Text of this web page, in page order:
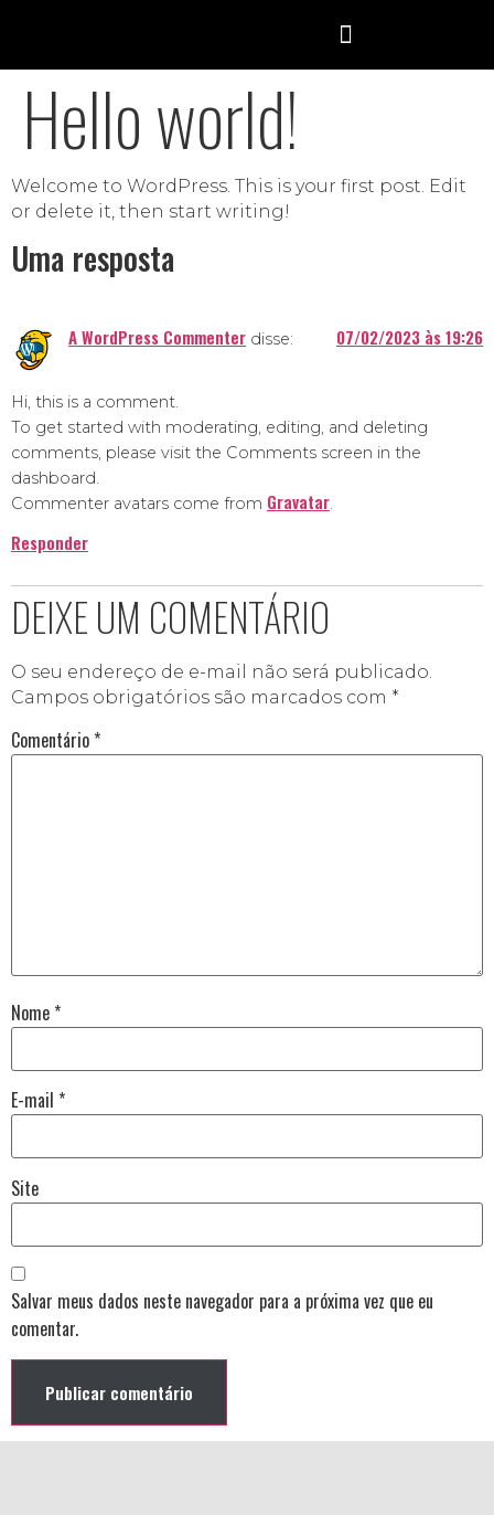
Hello world!
Welcome to WordPress. This is your first post. Edit
or delete it, then start writing!
Uma resposta
A WordPress Commenter disse: 07/02/2023 às 19:26
Hi, this is a comment.
To get started with moderating, editing, and deleting
comments, please visit the Comments screen in the
dashboard.
Commenter avatars come from Gravatar.
Responder
DEIXE UM COMENTÁRIO
O seu endereço de e-mail não será publicado.
Campos obrigatórios são marcados com *
Comentário *
Nome *
E-mail *
Site
Salvar meus dados neste navegador para a próxima vez que eu
comentar.